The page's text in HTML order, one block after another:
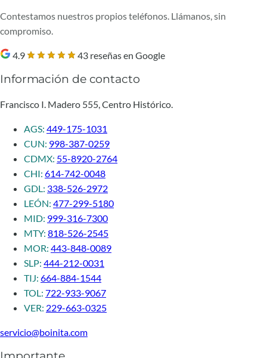
Contestamos nuestros propios teléfonos. Llámanos, sin
compromiso.
4.9 43 reseñas en Google
Información de contacto
Francisco I. Madero 555, Centro Histórico.
AGS: 449-175-1031
CUN: 998-387-0259
CDMX: 55-8920-2764
CHI: 614-742-0048
GDL: 338-526-2972
LEÓN: 477-299-5180
MID: 999-316-7300
MTY: 818-526-2545
MOR: 443-848-0089
SLP: 444-212-0031
TIJ: 664-884-1544
TOL: 722-933-9067
VER: 229-663-0325
servicio@boinita.com